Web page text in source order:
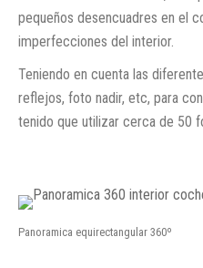
pequeños desencuadres en el
imperfecciones del interior.
Teniendo en cuenta las
reflejos, foto nadir, etc, para
tenido que utilizar cerca de 50
Panoramica equirectangular 360º